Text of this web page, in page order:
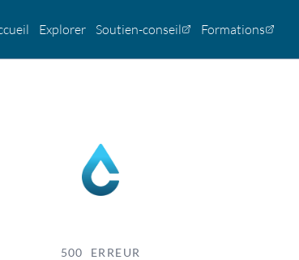
Explorer Soutien-conseil Formations
500 ERREUR